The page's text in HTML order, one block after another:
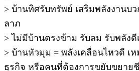
> บ้านทิศรับทรัพย์ เสริมพลังงานบ
ลาภ
> ไม่มีบ้านตรงข้าม รับลม รับพลังดี
> บ้านหัวมุม = พลังเคลื่อนไหวดี เ
ธุรกิจ หรือคนที่ต้องการขยับขยาย